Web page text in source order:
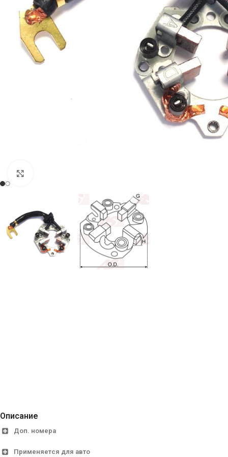
Описание
Доп. номера
Cargo
Применяется для авто